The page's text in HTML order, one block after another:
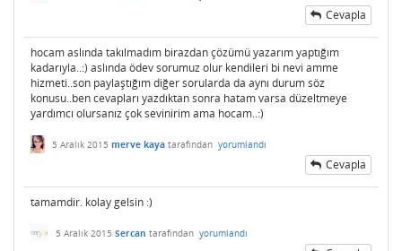
Cevapla
hocam aslında takılmadım birazdan çözümü yazarım yaptığım
kadarıyla..:) aslında ödev sorumuz olur kendileri bi nevi amme
hizmeti..son paylaştığım diğer sorularda da aynı durum söz
konusu..ben cevapları yazdıktan sonra hatam varsa düzeltmeye
yardımcı olursanız çok sevinirim ama hocam..:)
5 Aralık 2015 merve kaya tarafından yorumlandı
Cevapla
tamamdir. kolay gelsin :)
5 Aralık 2015 Sercan tarafından yorumlandı